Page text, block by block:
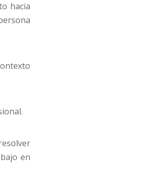
hacia
en